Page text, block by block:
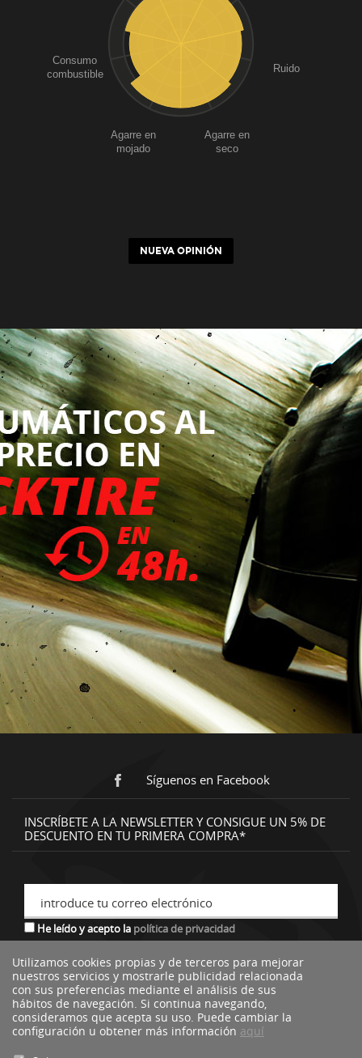
Ruido
Agarre en
seco
Agarre en
mojado
Consumo
combustible
NUEVA OPINIÓN
Síguenos en Facebook
INSCRÍBETE A LA NEWSLETTER Y CONSIGUE UN 5% DE
DESCUENTO EN TU PRIMERA COMPRA*
introduce tu correo electrónico
He leído y acepto la política de privacidad
*descuento no acumulable a otras ofertas o promociones.
Utilizamos cookies propias y de terceros para mejorar
nuestros servicios y mostrarle publicidad relacionada
con sus preferencias mediante el análisis de sus
hábitos de navegación. Si continua navegando,
consideramos que acepta su uso. Puede cambiar la
configuración u obtener más información aquí